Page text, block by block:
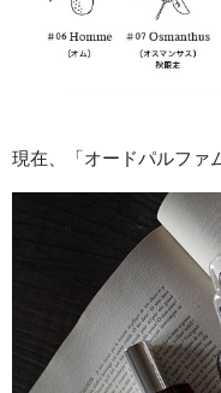
現在、「オードパルファ